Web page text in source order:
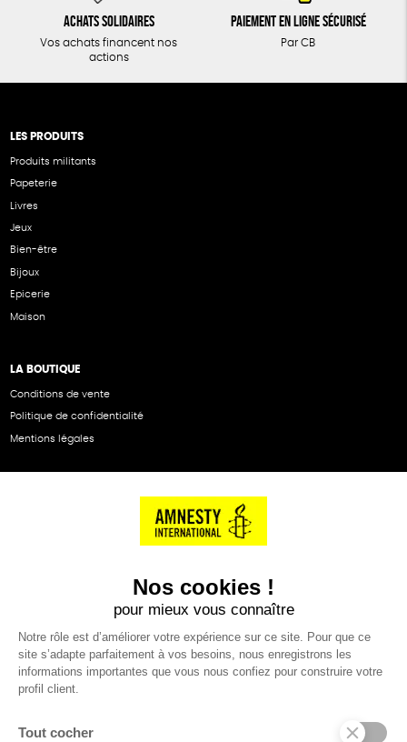
Achats solidaires
Vos achats financent nos
actions
Paiement en ligne sécurisé
Par CB
LES PRODUITS
Produits militants
Papeterie
Livres
Jeux
Bien-être
Bijoux
Epicerie
Maison
LA BOUTIQUE
Conditions de vente
Politique de confidentialité
Mentions légales
Nous contacter
Renvoyer des articles